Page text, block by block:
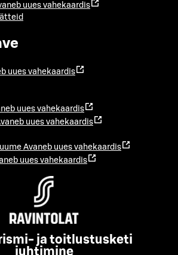
uues vahekaardis
uues vahekaardis
uues vahekaardis
uues vahekaardis
Avaneb uues vahekaardis
uues vahekaardis
ja toitlustusketi
juhtimine